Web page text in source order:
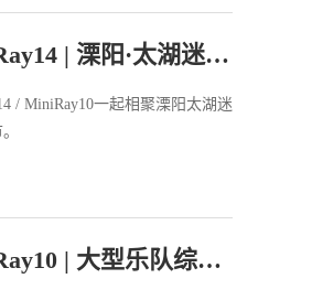
词。
MiniRay14 | 溧阳·太湖迷笛音乐节
/ MiniRay10一起相聚溧阳太湖迷
MiniRay10 | 大型乐队综艺《草莓星球来的人》